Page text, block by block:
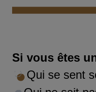
Si vous êtes
Qui se sent